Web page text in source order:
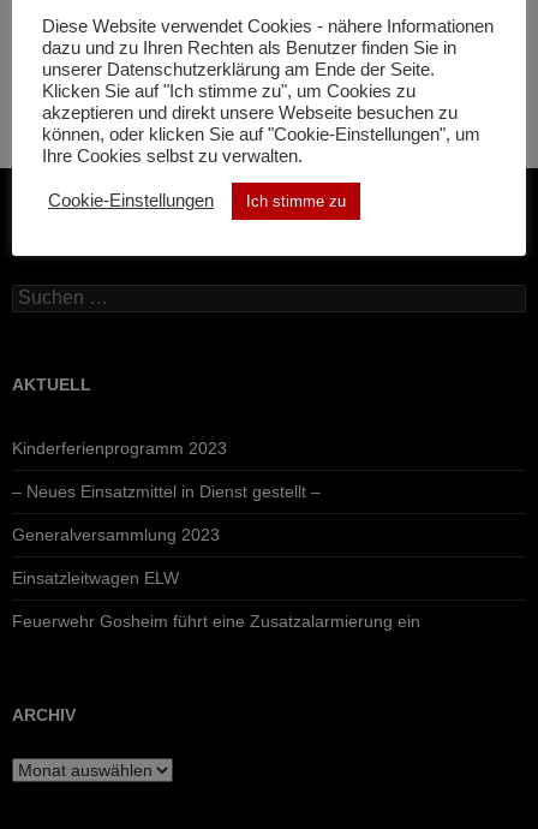
NÄCHSTER BEITRAG
B-03 Brandmeldeanlage
Suchen
nach:
AKTUELL
Kinderferienprogramm 2023
– Neues Einsatzmittel in Dienst gestellt –
Generalversammlung 2023
Einsatzleitwagen ELW
Feuerwehr Gosheim führt eine Zusatzalarmierung ein
ARCHIV
Archiv
Diese Website verwendet Cookies - nähere Informationen
dazu und zu Ihren Rechten als Benutzer finden Sie in
unserer Datenschutzerklärung am Ende der Seite.
Klicken Sie auf "Ich stimme zu", um Cookies zu
akzeptieren und direkt unsere Webseite besuchen zu
können, oder klicken Sie auf "Cookie-Einstellungen", um
Ihre Cookies selbst zu verwalten.
Cookie-Einstellungen Ich stimme zu